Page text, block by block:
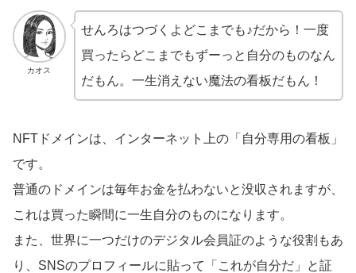
カオス
せんろはつづくよどこまでも♪だから！一度
買ったらどこまでもずーっと自分のものなん
だもん。一生消えない魔法の看板だもん！
NFTドメインは、インターネット上の「自分専用の看板」
です。
普通のドメインは毎年お金を払わないと没収されますが、
これは買った瞬間に一生自分のものになります。
また、世界に一つだけのデジタル会員証のような役割もあ
り、SNSのプロフィールに貼って「これが自分だ」と証